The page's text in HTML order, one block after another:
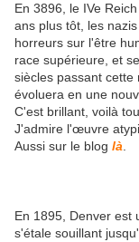
En 3896, le IVe
ans plus tôt, les
horreurs sur l'être
race supérieure, et
siècles passant
évoluera en une
C'est brillant, voilà
J'admire l'œuvre
Aussi sur le blog là
En 1895, Denver est
s'étale souillant